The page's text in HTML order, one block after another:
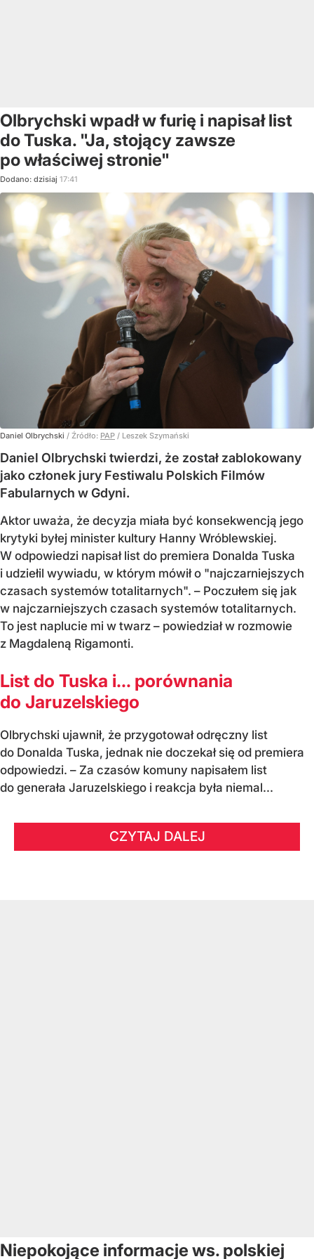
Olbrychski wpadł w furię i napisał list
do Tuska. "Ja, stojący zawsze
po właściwej stronie"
Dodano: dzisiaj 17:41
Daniel Olbrychski / Źródło: PAP / Leszek Szymański
Daniel Olbrychski twierdzi, że został zablokowany
jako członek jury Festiwalu Polskich Filmów
Fabularnych w Gdyni.
Aktor uważa, że decyzja miała być konsekwencją jego
krytyki byłej minister kultury Hanny Wróblewskiej.
W odpowiedzi napisał list do premiera Donalda Tuska
i udziełil wywiadu, w którym mówił o "najczarniejszych
czasach systemów totalitarnych". – Poczułem się jak
w najczarniejszych czasach systemów totalitarnych.
To jest naplucie mi w twarz – powiedział w rozmowie
z Magdaleną Rigamonti.
List do Tuska i… porównania
do Jaruzelskiego
Olbrychski ujawnił, że przygotował odręczny list
do Donalda Tuska, jednak nie doczekał się od premiera
odpowiedzi. – Za czasów komuny napisałem list
do generała Jaruzelskiego i reakcja była niemal...
CZYTAJ DALEJ
Niepokojące informacje ws. polskiej